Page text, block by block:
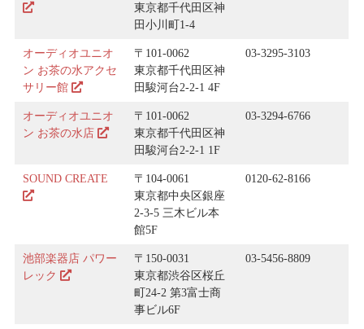
東京都千代田区神
田小川町1-4
オーディオユニオ
ン お茶の水アクセ
サリー館
〒101-0062
東京都千代田区神
田駿河台2-2-1 4F
03-3295-3103
オーディオユニオ
ン お茶の水店
〒101-0062
東京都千代田区神
田駿河台2-2-1 1F
03-3294-6766
SOUND CREATE
〒104-0061
東京都中央区銀座
2-3-5 三木ビル本
館5F
0120-62-8166
池部楽器店 パワー
レック
〒150-0031
東京都渋谷区桜丘
町24-2 第3富士商
事ビル6F
03-5456-8809